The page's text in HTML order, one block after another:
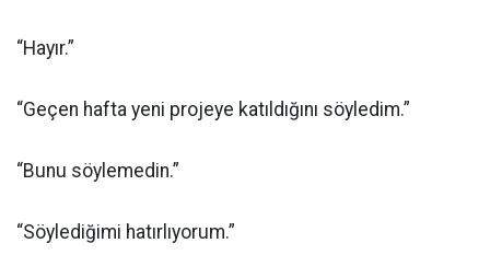
“Hayır.”
“Geçen hafta yeni projeye katıldığını söyledim.”
“Bunu söylemedin.”
“Söylediğimi hatırlıyorum.”